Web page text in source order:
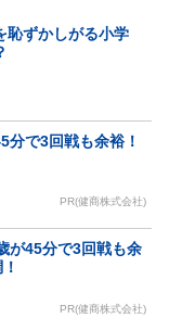
恥ずかしがる小学
分で3回戦も余裕！
PR(健商株式会社)
が45分で3回戦も余
PR(健商株式会社)